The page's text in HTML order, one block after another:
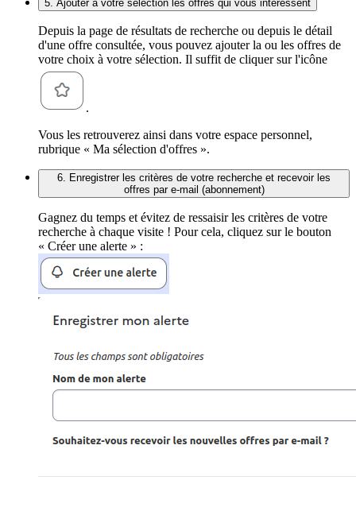
5. Ajouter à votre sélection les offres qui vous intéressent
Depuis la page de résultats de recherche ou depuis le détail
d'une offre consultée, vous pouvez ajouter la ou les offres de
votre choix à votre sélection. Il suffit de cliquer sur l'icône
.
Vous les retrouverez ainsi dans votre espace personnel,
rubrique « Ma sélection d'offres ».
6. Enregistrer les critères de votre recherche et recevoir les
offres par e-mail (abonnement)
Gagnez du temps et évitez de ressaisir les critères de votre
recherche à chaque visite ! Pour cela, cliquez sur le bouton
« Créer une alerte » :